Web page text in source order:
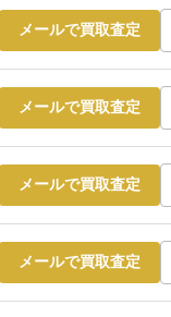
メールで買取査定
メールで買取査定
メールで買取査定
メールで買取査定